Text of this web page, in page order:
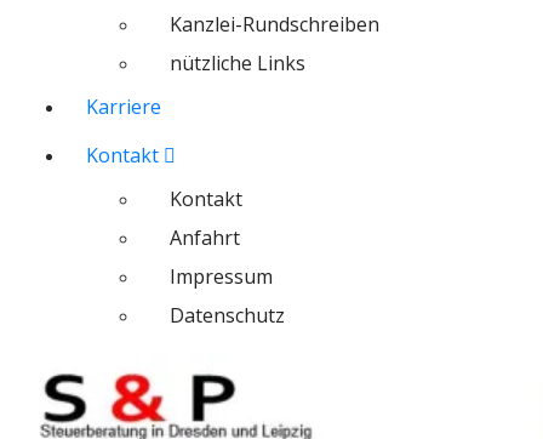
Kanzlei-Rundschreiben
nützliche Links
Karriere
Kontakt
Kontakt
Anfahrt
Impressum
Datenschutz